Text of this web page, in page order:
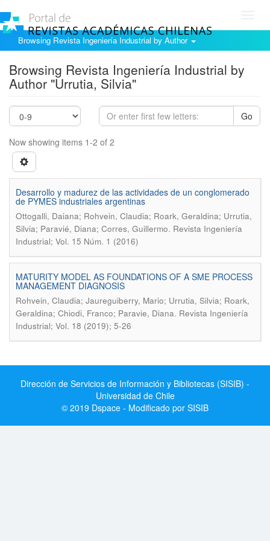
Browsing Revista Ingeniería Industrial by Author
Browsing Revista Ingeniería Industrial by
Author "Urrutia, Silvia"
Go
Now showing items 1-2 of 2
Desarrollo y madurez de las actividades de un conglomerado
de PYMES industriales argentinas
Ottogalli, Daiana; Rohvein, Claudia; Roark, Geraldina; Urrutia,
Silvia; Paravié, Diana; Corres, Guillermo. Revista Ingeniería
Industrial; Vol. 15 Núm. 1 (2016)
MATURITY MODEL AS FOUNDATIONS OF A SME PROCESS
MANAGEMENT DIAGNOSIS
Rohvein, Claudia; Jaureguiberry, Mario; Urrutia, Silvia; Roark,
Geraldina; Chiodi, Franco; Paravie, Diana. Revista Ingeniería
Industrial; Vol. 18 (2019); 5-26
Dirección de Servicios de Información y Bibliotecas (SISIB) -
Universidad de Chile
© 2019 Dspace - Modificado por SISIB